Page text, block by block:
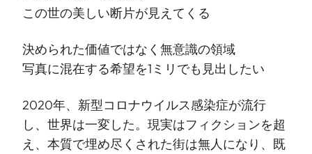
この世の美しい断片が見えてくる
決められた価値ではなく無意識の領域
写真に混在する希望を1ミリでも見出したい
2020年、新型コロナウイルス感染症が流行
し、世界は一変した。現実はフィクションを超
え、本質で埋め尽くされた街は無人になり、既